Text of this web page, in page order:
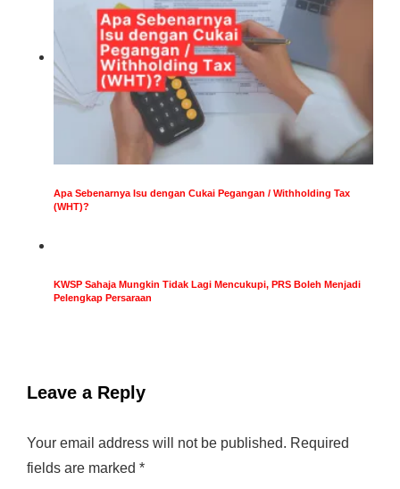
Apa Sebenarnya Isu dengan Cukai Pegangan / Withholding Tax
(WHT)?
KWSP Sahaja Mungkin Tidak Lagi Mencukupi, PRS Boleh Menjadi
Pelengkap Persaraan
Leave a Reply
Your email address will not be published. Required
fields are marked *